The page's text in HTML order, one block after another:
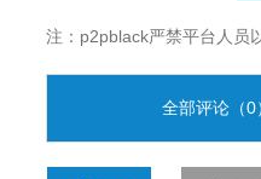
注：p2pblack严禁平台人员
全部评论（0